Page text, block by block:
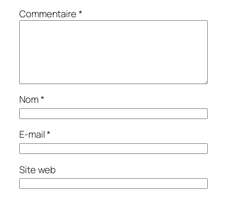
Commentaire*
Nom*
E-mail*
Site web